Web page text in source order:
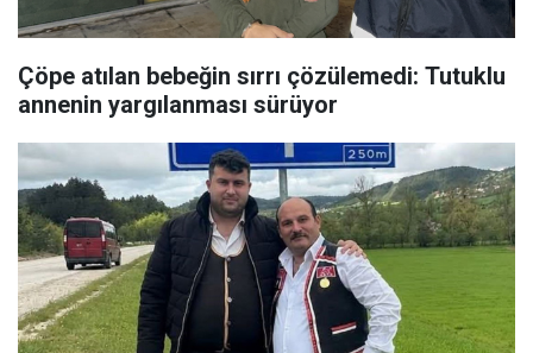
Çöpe atılan bebeğin sırrı çözülemedi: Tutuklu
annenin yargılanması sürüyor